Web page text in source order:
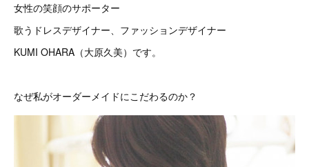
女性の笑顔のサポーター
歌うドレスデザイナー、ファッションデザイナー
KUMI OHARA（大原久美）です。
なぜ私がオーダーメイドにこだわるのか？